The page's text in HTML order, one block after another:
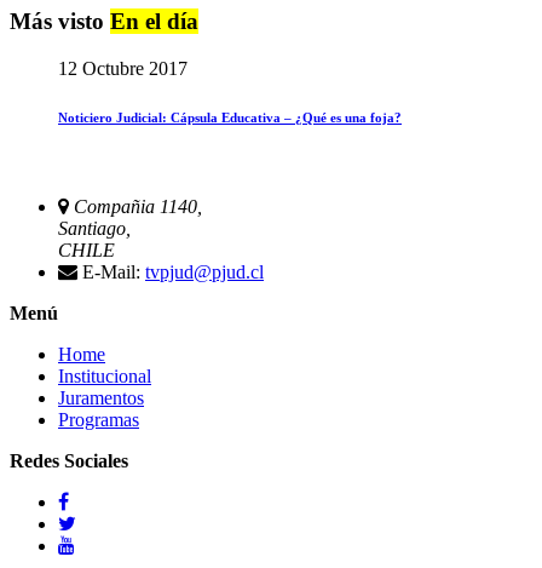
Más visto En el día
12 Octubre 2017
Noticiero Judicial: Cápsula Educativa – ¿Qué es una foja?
Compañia 1140,
Santiago,
CHILE
E-Mail: tvpjud@pjud.cl
Menú
Home
Institucional
Juramentos
Programas
Redes Sociales